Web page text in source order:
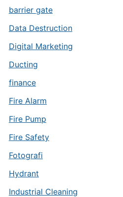
barrier gate
Data Destruction
Digital Marketing
Ducting
finance
Fire Alarm
Fire Pump
Fire Safety
Fotografi
Hydrant
Industrial Cleaning